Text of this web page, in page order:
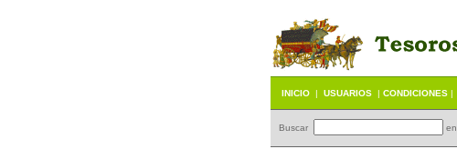
INICIO | USUARIOS | CONDICIONES |
Buscar en